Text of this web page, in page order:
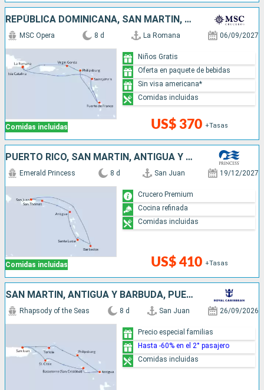
REPÚBLICA DOMINICANA, SAN MARTÍN, ANTIGUA Y BARBUDA
Comidas incluidas
MSC Opera 8 d La Romana 06/09/2027
US$ 370 +Tasas
Niños Gratis
Oferta en paquete de bebidas
Sin visa americana*
Comidas incluidas
PUERTO RICO, SAN MARTÍN, ANTIGUA Y BARBUDA, SANTA LUCIA, BARBADOS
Comidas incluidas
Emerald Princess 8 d San Juan 19/12/2027
US$ 410 +Tasas
Crucero Premium
Cocina refinada
Comidas incluidas
SAN MARTÍN, ANTIGUA Y BARBUDA, PUERTO RICO
Rhapsody of the Seas 8 d San Juan 26/09/2026
Precio especial familias
Hasta -60% en el 2° pasajero
Comidas incluidas